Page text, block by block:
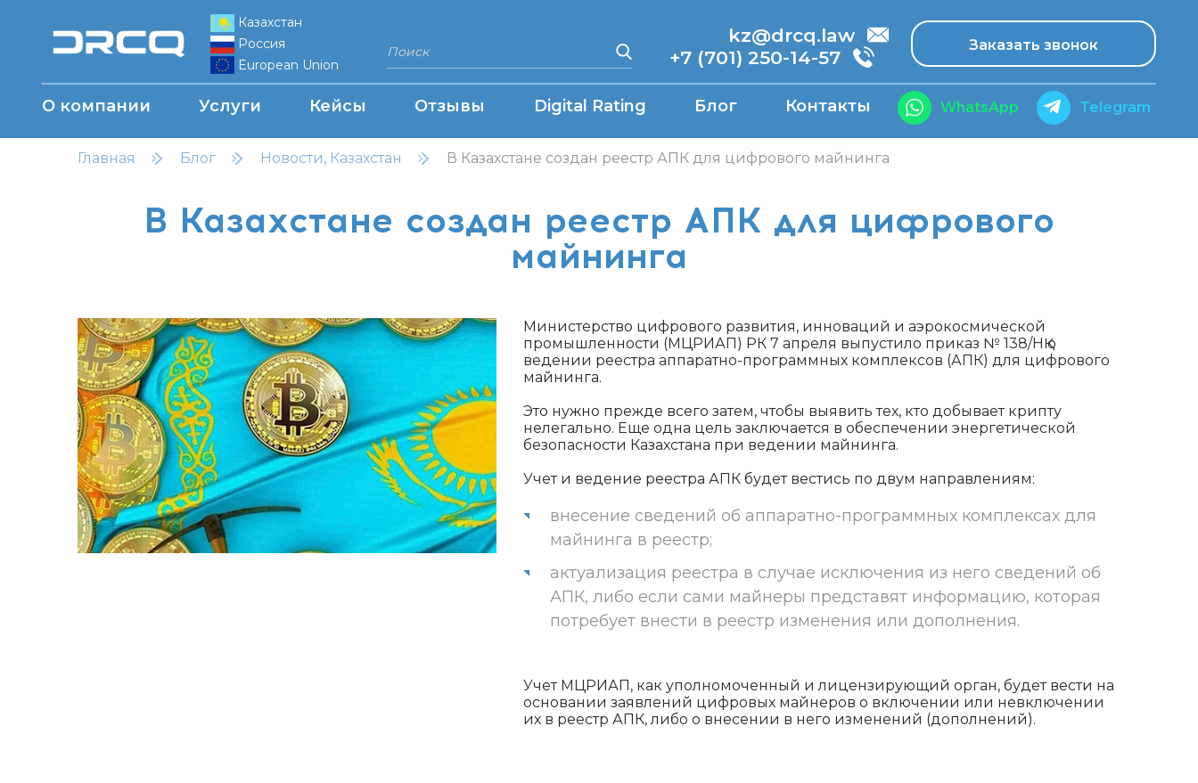
Казахстан
Россия
European Union
kz@drcq.law
+7 (701) 250-14-57
Заказать звонок
О компании Услуги Кейсы Отзывы Digital Rating Блог Контакты WhatsApp Telegram
Главная Блог Новости, Казахстан В Казахстане создан реестр АПК для цифрового майнинга
В Казахстане создан реестр АПК для цифрового
майнинга
Министерство цифрового развития, инноваций и аэрокосмической
промышленности (МЦРИАП) РК 7 апреля выпустило приказ № 138/НҚ о
ведении реестра аппаратно-программных комплексов (АПК) для цифрового
майнинга.
Это нужно прежде всего затем, чтобы выявить тех, кто добывает крипту
нелегально. Еще одна цель заключается в обеспечении энергетической
безопасности Казахстана при ведении майнинга.
Учет и ведение реестра АПК будет вестись по двум направлениям:
внесение сведений об аппаратно-программных комплексах для
майнинга в реестр;
актуализация реестра в случае исключения из него сведений об
АПК, либо если сами майнеры представят информацию, которая
потребует внести в реестр изменения или дополнения.
Учет МЦРИАП, как уполномоченный и лицензирующий орган, будет вести на
основании заявлений цифровых майнеров о включении или невключении
их в реестр АПК, либо о внесении в него изменений (дополнений).